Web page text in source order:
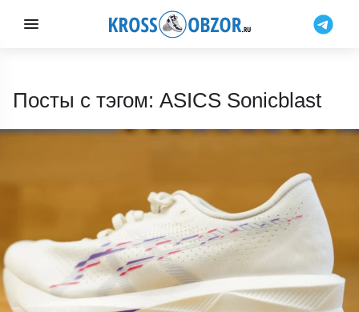
Посты с тэгом: ASICS Sonicblast